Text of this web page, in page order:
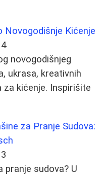
Novogodišnje Kićenje
novogodišnjeg
ukrasa, kreativnih
kićenje. Inspirišite
za Pranje Sudova:
pranje sudova? U